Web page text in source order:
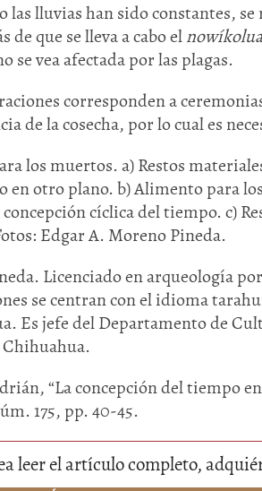
las lluvias han sido constantes,
de que se lleva a cabo el
se vea afectada por las plagas.
corresponden a
de la cosecha, por lo cual es
los muertos. a) Restos
en otro plano. b) Alimento para
cíclica del tiempo. c)
Edgar A. Moreno Pineda.
Licenciado en arqueología
se centran con el idioma
Es jefe del Departamento de
“La concepción del tiempo
175, pp. 40-45.
leer el artículo completo,